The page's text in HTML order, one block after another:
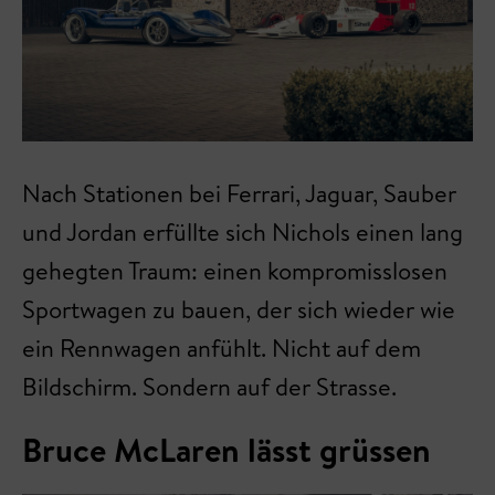
Nach Stationen bei Ferrari, Jaguar, Sauber
und Jordan erfüllte sich Nichols einen lang
gehegten Traum: einen kompromisslosen
Sportwagen zu bauen, der sich wieder wie
ein Rennwagen anfühlt. Nicht auf dem
Bildschirm. Sondern auf der Strasse.
Bruce McLaren lässt grüssen